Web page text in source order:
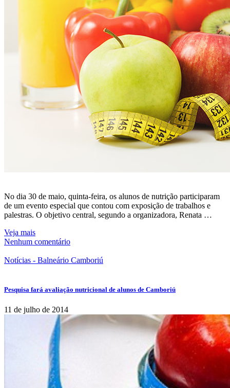
No dia 30 de maio, quinta-feira, os alunos de nutrição participaram
de um evento especial que contou com exposição de trabalhos e
palestras. O objetivo central, segundo a organizadora, Renata …
Veja mais
Nenhum comentário
Notícias - Balneário Camboriú
Pesquisa fará avaliação nutricional de alunos de Camboriú
11 de julho de 2014